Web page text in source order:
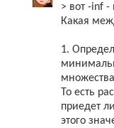
> вот -inf
Какая
1.
То есть
приедет
этого